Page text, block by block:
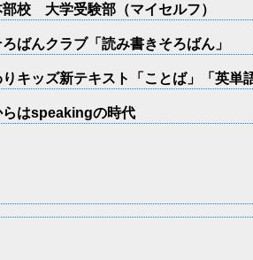
校 大学受験部（マイセルフ）
ばんクラブ「読み書きそろばん」
キッズ新テキスト「ことば」「英単
はspeakingの時代